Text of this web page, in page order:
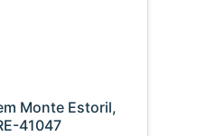
Monte Estoril,
41047